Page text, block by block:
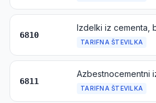
6810
TARIFNA ŠTEVILKA
6811
TARIFNA ŠTEVILKA